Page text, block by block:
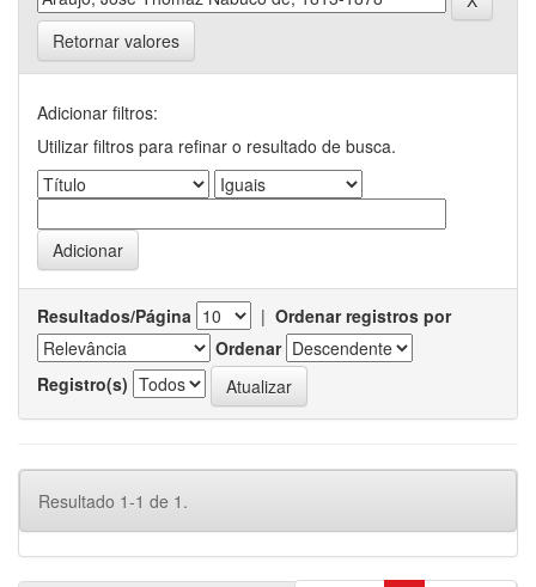
Retornar valores
Adicionar filtros:
Utilizar filtros para refinar o resultado de busca.
Resultados/Página | Ordenar registros por
Ordenar
Registro(s)
Resultado 1-1 de 1.